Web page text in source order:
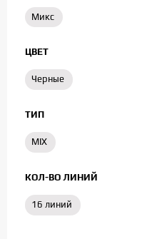
Микс
ЦВЕТ
Черные
ТИП
MIX
КОЛ-ВО ЛИНИЙ
16 линий